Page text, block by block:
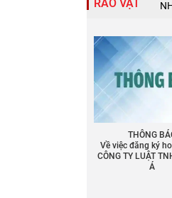
RAO VẶT
THÔNG
Về việc đăng ký
CÔNG TY LUẬT
Á